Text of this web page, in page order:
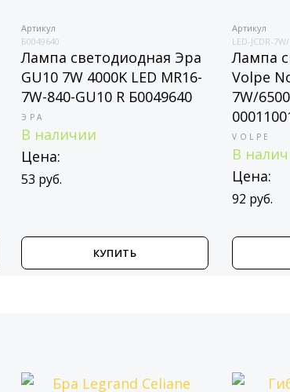
Артикул
Б0049640
Лампа светодиодная Эра
GU10 7W 4000K LED MR16-
7W-840-GU10 R Б0049640
В наличии
Цена:
53 руб.
КУПИТЬ
Артикул
LED-JCDR-7W/
Лампа
Volpe
7W/6500K/
00011001
VOLPE
В наличии
Цена:
92 руб.